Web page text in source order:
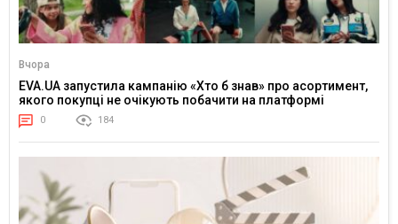
Вчора
EVA.UA запустила кампанію «Хто б знав» про асортимент,
якого покупці не очікують побачити на платформі
0 184